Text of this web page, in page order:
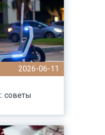
2026-06-11
советы